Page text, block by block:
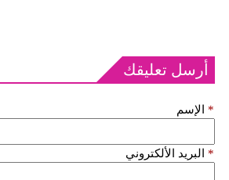
أرسل تعليقك
الإسم *
البريد الألكتروني *